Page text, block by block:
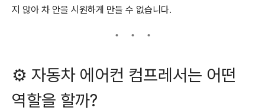
지 않아 차 안을 시원하게 만들 수 없습니다.
⚙️ 자동차 에어컨 컴프레서는 어떤
역할을 할까?